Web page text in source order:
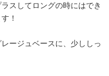
スしてロングの時にはでき
！
ージュベースに、少ししっ